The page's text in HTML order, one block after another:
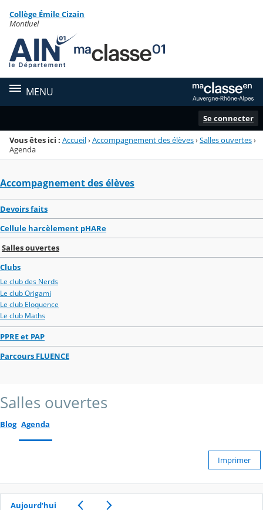
Menu de la rubrique
Contenu
Collège Émile Cizain
Montluel
MENU
Se connecter
Vous êtes ici : Accueil›Accompagnement des élèves›Salles ouvertes›
Agenda
Accompagnement des élèves
Devoirs faits
Cellule harcèlement pHARe
Salles ouvertes
Clubs
Le club des Nerds
Le club Origami
Le club Eloquence
Le club Maths
PPRE et PAP
Parcours FLUENCE
Salles ouvertes
Blog Agenda
Imprimer
Aujourd’hui